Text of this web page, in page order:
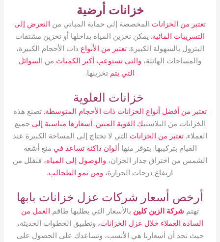
خزانات أرضية
تعتبر من الخزانات المخصصة إلى حماية المباني من التعرض إلى
التسريبات المائية. يمكن تخزين المياه بداخلها أو تخزين مشتقات
البترول بالسهولة الكبيرة.تعتبر من الأنواع ذات الأحجام الكبيرة،
والمساحات الهائلة، والتي تستوعب أكبر الكميات من السوائل
التي يتم تخزينها.
خزانات العلوية
تعتبر من أفضل أنواع الخزانات ذات الأحجام المتوسطة. تصنع هذه
الخزانات من البلاستيك القوية المتين. أسعارها مناسبة إلى جميع
العملاء. تعتبر من الخزانات التي لا تحتاج إلى المساحة الكبيرة عند
القيام بتركيبها. يتوفر منها ألوان داكنة تساعد في منع أشعة
الشمس من اختراق جدار الخزان، والوصول إلى المياه، فنقلل من
ارتفاع درجات الحرارة، ومن نمو الطحالب.
أرخص أسعار شركات عزل خزانات بابها
تهتم شركة الزين كلين بالأسعار التي يطلبها طاقم العمل من
السادة العملاء خلال عزل الخزانات، وتطبيق الخطوات الحديثة،
حيث تجد أن أسعارنا هي الأنسب، وتساعدك على الحصول على